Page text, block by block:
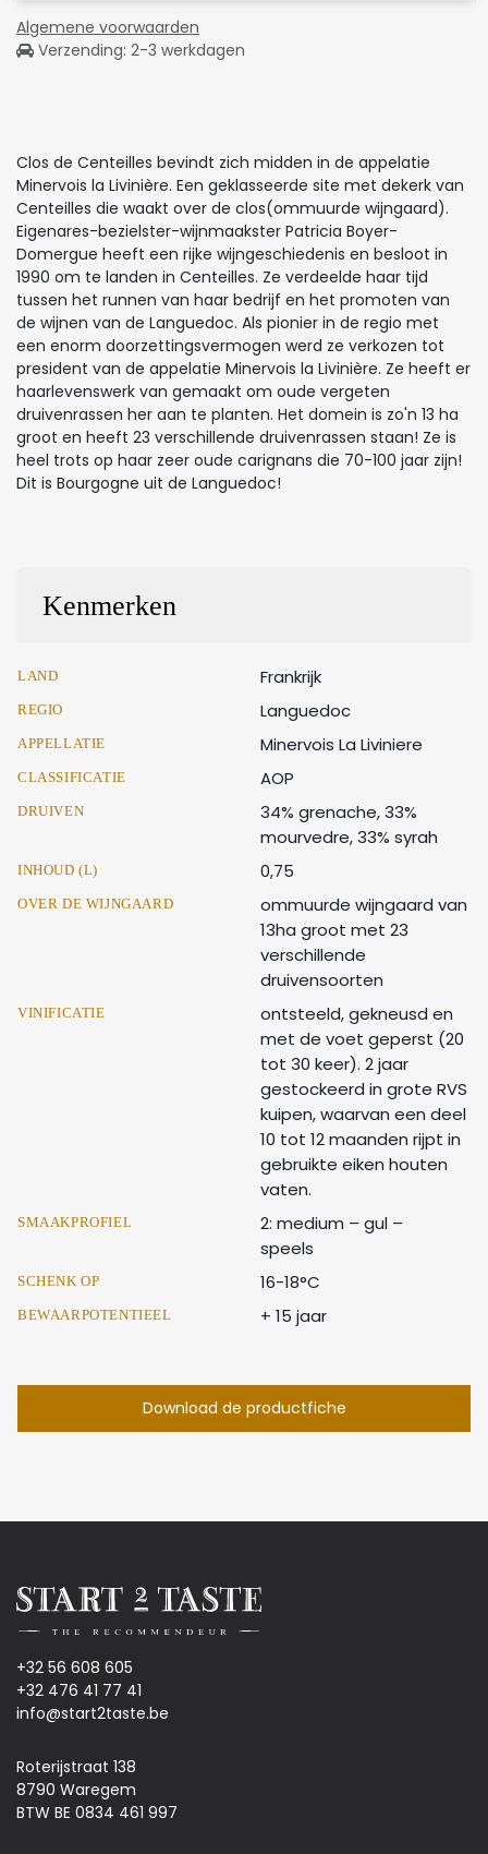
Algemene voorwaarden
Verzending: 2-3 werkdagen
Clos de Centeilles bevindt zich midden in de appelatie
Minervois la Livinière. Een geklasseerde site met dekerk van
Centeilles die waakt over de clos(ommuurde wijngaard).
Eigenares-bezielster-wijnmaakster Patricia Boyer-
Domergue heeft een rijke wijngeschiedenis en besloot in
1990 om te landen in Centeilles. Ze verdeelde haar tijd
tussen het runnen van haar bedrijf en het promoten van
de wijnen van de Languedoc. Als pionier in de regio met
een enorm doorzettingsvermogen werd ze verkozen tot
president van de appelatie Minervois la Livinière. Ze heeft er
haarlevenswerk van gemaakt om oude vergeten
druivenrassen her aan te planten. Het domein is zo'n 13 ha
groot en heeft 23 verschillende druivenrassen staan! Ze is
heel trots op haar zeer oude carignans die 70-100 jaar zijn!
Dit is Bourgogne uit de Languedoc!
Kenmerken
LAND Frankrijk
REGIO Languedoc
APPELLATIE Minervois La Liviniere
CLASSIFICATIE AOP
DRUIVEN
34% grenache, 33%
mourvedre, 33% syrah
INHOUD (L) 0,75
OVER DE WIJNGAARD
ommuurde wijngaard van
13ha groot met 23
verschillende
druivensoorten
VINIFICATIE
ontsteeld, gekneusd en
met de voet geperst (20
tot 30 keer). 2 jaar
gestockeerd in grote RVS
kuipen, waarvan een deel
10 tot 12 maanden rijpt in
gebruikte eiken houten
vaten.
SMAAKPROFIEL
2: medium – gul –
speels
SCHENK OP 16-18°C
BEWAARPOTENTIEEL + 15 jaar
Download de productfiche
+32 56 608 605
+32 476 41 77 41
info@start2taste.be
Roterijstraat 138
8790 Waregem
BTW BE 0834 461 997